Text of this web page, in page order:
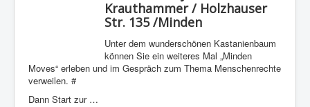
Krauthammer / Holzhauser
Str. 135 /Minden
Unter dem wunderschönen Kastanienbaum
können Sie ein weiteres Mal „Minden
Moves“ erleben und im Gespräch zum Thema Menschenrechte
verweilen. #
Dann Start zur …